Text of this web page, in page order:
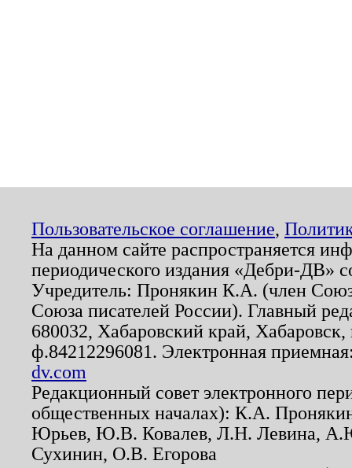
Пользовательское соглашение,
На данном сайте распространяется
периодического издания «Дебри-ДВ»
Учредитель: Пронякин К.А. (член
Союза писателей России). Главный
680032, Хабаровский край,
ф.84212296081. Электронная
dv.com
Редакционный совет электронного
общественных началах): К.А.
Юрьев, Ю.В. Ковалев, Л.Н. Левина,
Сухинин, О.В. Егорова